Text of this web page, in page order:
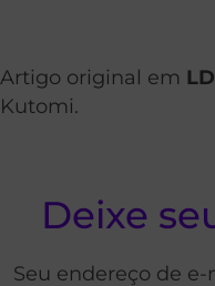
Artigo original em
Kutomi.
Deixe
Seu endereço de